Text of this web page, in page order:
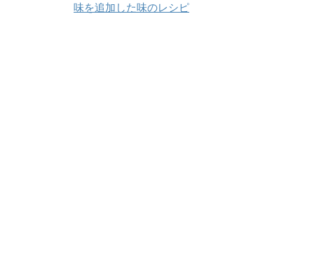
味を追加した味のレシピ